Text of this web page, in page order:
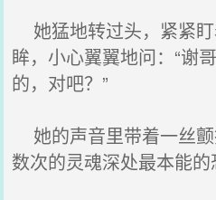
她猛地转过头，紧紧
眸，小心翼翼地问：“
的，对吧？”
她的声音里带着一丝
数次的灵魂深处最本能的